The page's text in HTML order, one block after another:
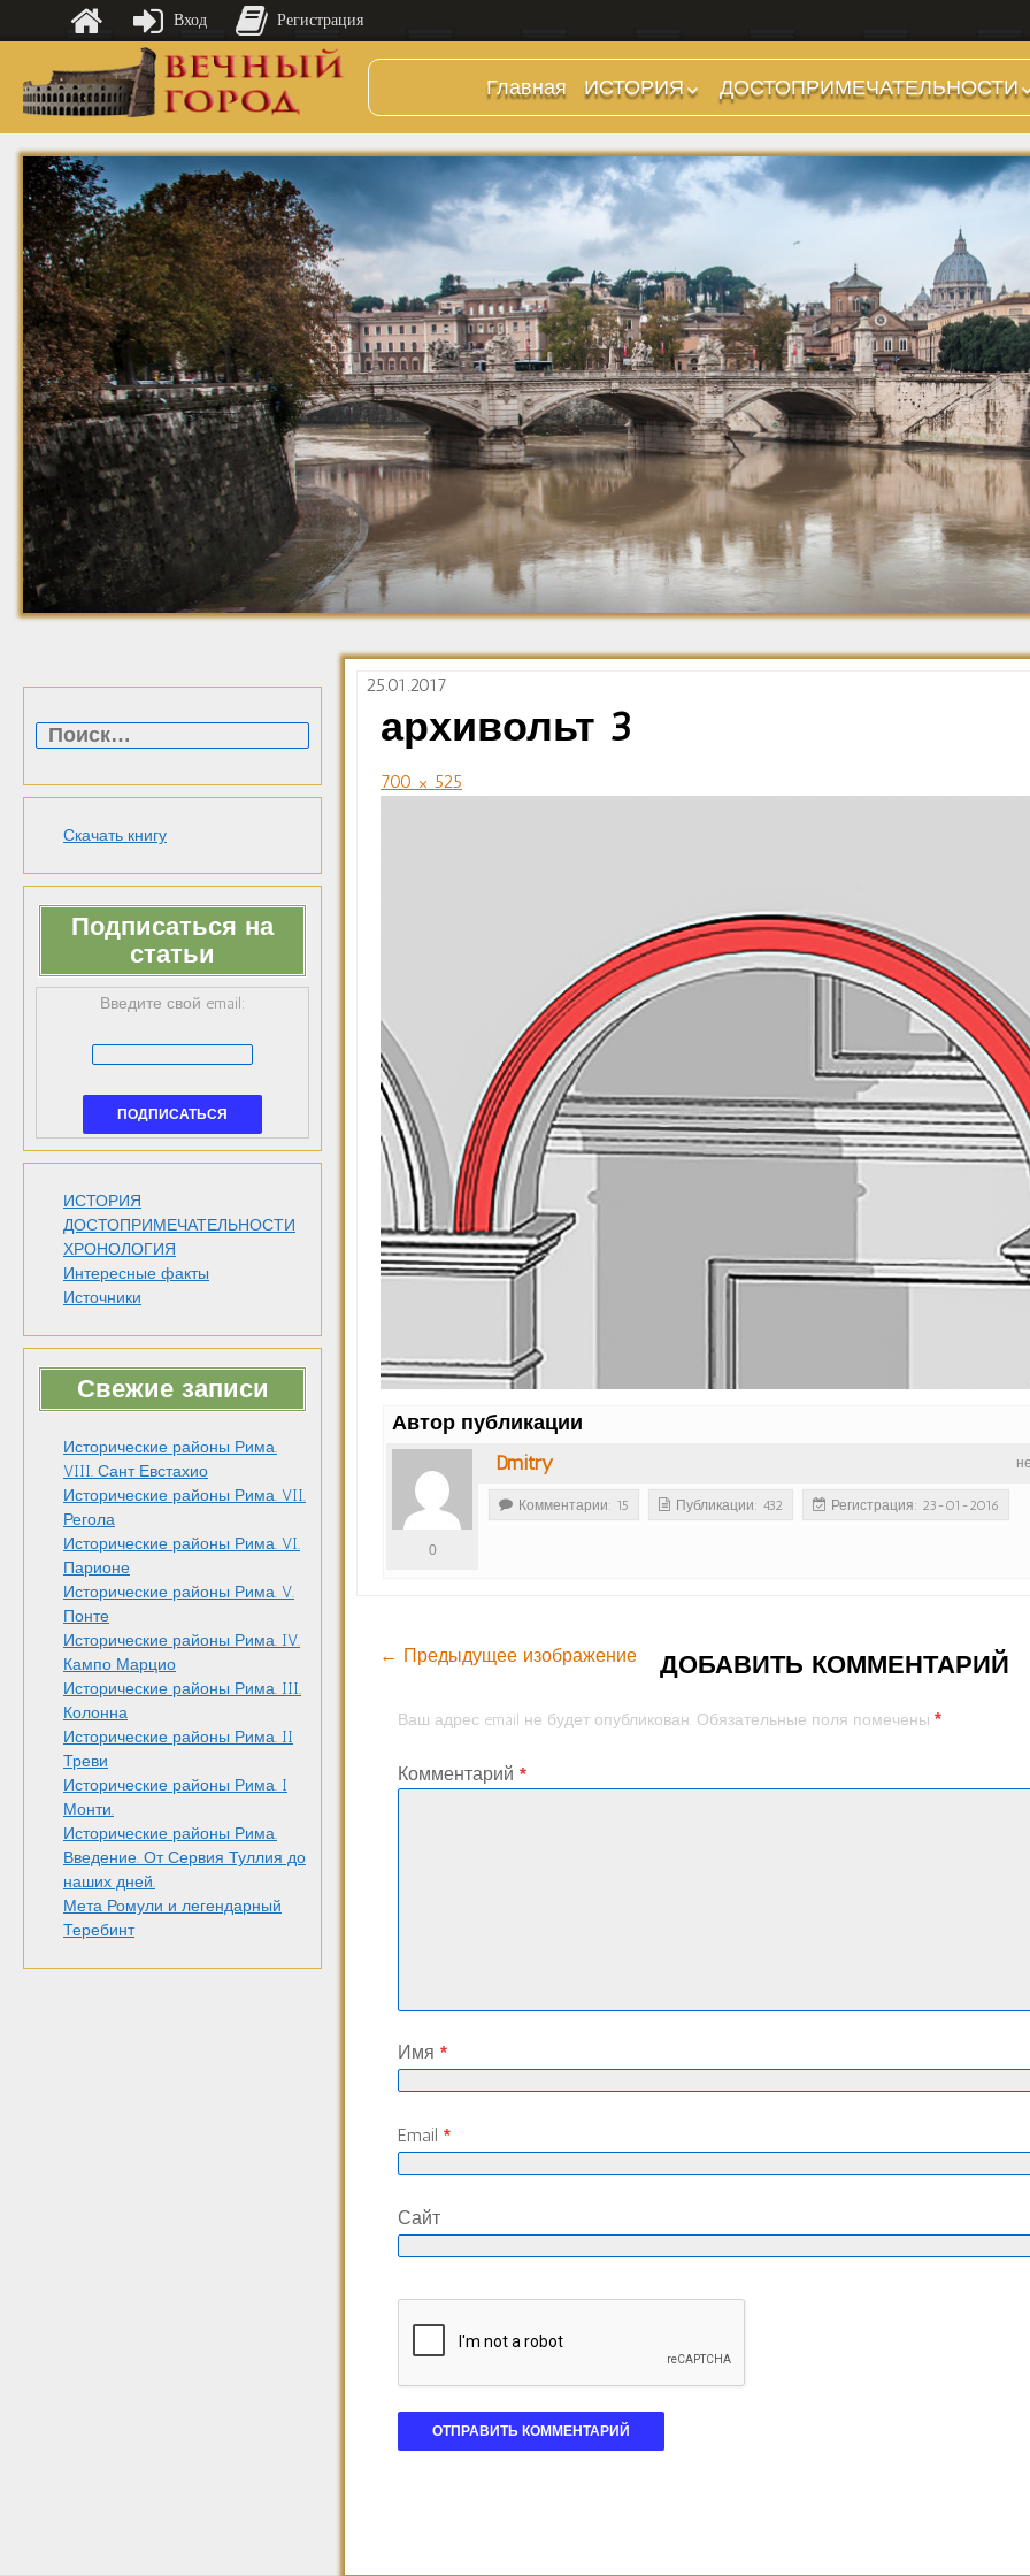
Главная
ИСТОРИЯ
Предыстория
Царский период
(753-509 гг до н.э.)
Ранняя Республика
(509-265 гг до н.э.)
Поздняя Республика
(264-27 гг до н.э.)
Империя. Принципат
(27 г до н.э. — 284 г
н.э.)
Империя. Доминат
(284-476 гг)
Темные Века. Готы
Темные Века.
Экзархат
Средневековье
Возрождение и
Барокко
ДОСТОПРИМЕЧАТЕЛЬНОСТИ
Холмы и остров.
Районы
Форумы, Площади,
Дороги
Стадионы, Термы
Музеи
Дохристианские
храмы
Христианские храмы,
базилики etc.
Дворцы
Арки, колонны и
обелиски
Фонтаны
Скачать книгу
Подписаться на
статьи
Введите свой email:
ИСТОРИЯ
ДОСТОПРИМЕЧАТЕЛЬНОСТИ
ХРОНОЛОГИЯ
Интересные факты
Источники
Свежие записи
Исторические районы Рима.
VIII. Сант Евстахио
Исторические районы Рима. VII.
Регола
Исторические районы Рима. VI.
Парионе
Исторические районы Рима. V.
Понте
Исторические районы Рима. IV.
Кампо Марцио
Исторические районы Рима. III.
Колонна
Исторические районы Рима. II
Треви
Исторические районы Рима. I
Монти.
Исторические районы Рима.
Введение. От Сервия Туллия до
наших дней.
Мета Ромули и легендарный
Теребинт
25.01.2017
архивольт 3
700 × 525
Автор публикации
Dmitry
0
Комментарии: 15 Публикации: 432 Регистрация: 23-01-2016
← Предыдущее изображение ДОБАВИТЬ КОММЕНТАРИЙ
Ваш адрес email не будет опубликован. Обязательные поля помечены*
Комментарий*
Имя*
Email*
Сайт
Вход Регистрация